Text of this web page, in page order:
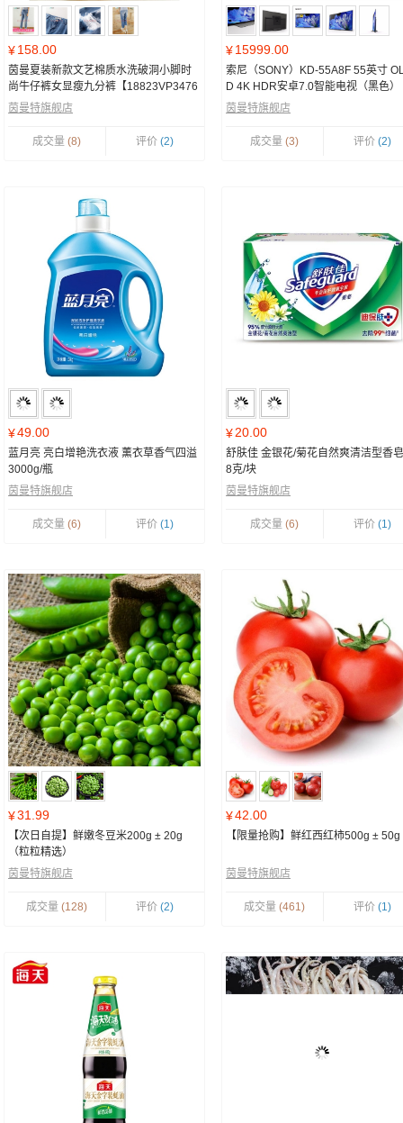
¥158.00
茵曼夏装新款文艺棉质水洗破洞小脚时
尚牛仔裤女显瘦九分裤【18823VP3476
2】 牛仔蓝 27
茵曼特旗舰店
成交量 (8) 评价 (2)
¥15999.00
索尼（SONY）KD-55A8F 55英寸
D 4K HDR安卓7.0智能电视（黑色）
茵曼特旗舰店
成交量 (3) 评价 (2)
¥49.00
蓝月亮 亮白增艳洗衣液 薰衣草香气四溢
3000g/瓶
茵曼特旗舰店
成交量 (6) 评价 (1)
¥20.00
舒肤佳 金银花/菊花自然爽清洁型香
8克/块
茵曼特旗舰店
成交量 (6) 评价 (1)
¥31.99
【次日自提】鲜嫩冬豆米200g ± 20g
（粒粒精选）
茵曼特旗舰店
成交量 (128) 评价 (2)
¥42.00
【限量抢购】鲜红西红柿500g ± 50g
茵曼特旗舰店
成交量 (461) 评价 (1)